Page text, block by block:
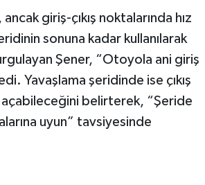
giriş-çıkış noktalarında hız
sonuna kadar kullanılarak
Şener, “Otoyola ani giriş
Yavaşlama şeridinde ise çıkış
belirterek, “Şeride
uyun” tavsiyesinde